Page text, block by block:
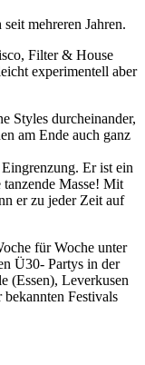
mehreren Jahren.
Filter & House
experimentell aber
Styles durcheinander,
am Ende auch ganz
Er ist ein
Masse! Mit
er zu jeder Zeit auf
für Woche unter
Ü30- Partys in der
(Essen), Leverkusen
Festivals